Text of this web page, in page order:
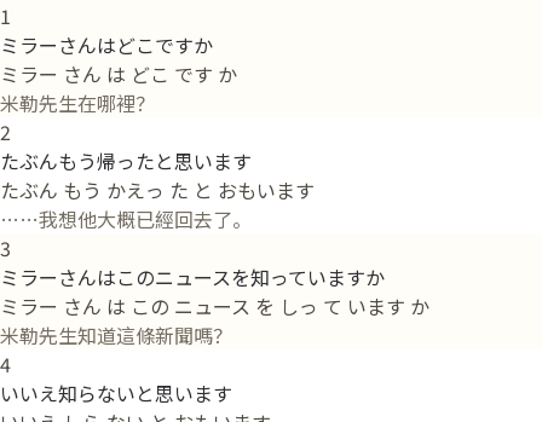
1
ミラーさんはどこですか
ミラー さん は どこ です か
米勒先生在哪裡？
2
たぶんもう帰ったと思います
たぶん もう かえっ た と おもいます
……我想他大概已經回去了。
3
ミラーさんはこのニュースを知っていますか
ミラー さん は この ニュース を しっ て います か
米勒先生知道這條新聞嗎？
4
いいえ知らないと思います